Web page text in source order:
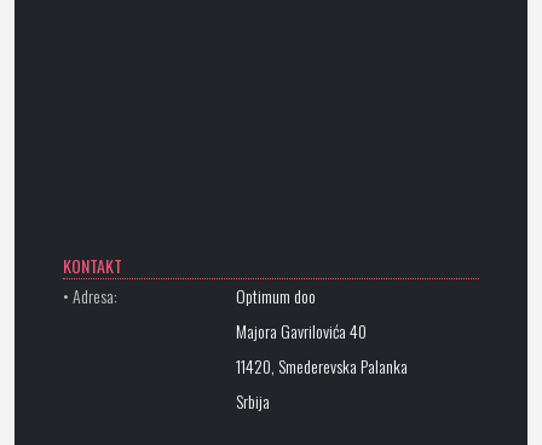
KONTAKT
• Adresa:
Optimum doo
Majora Gavrilovića 40
11420, Smederevska Palanka
Srbija